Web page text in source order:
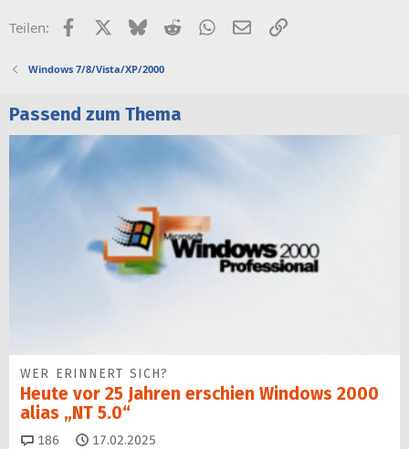
Teilen: FacebookX (Twitter)
BlueskyRedditWhatsApp
E-MailLink
Windows 7/8/Vista/XP/2000
Passend zum Thema
WER ERINNERT SICH?
Heute vor 25 Jahren erschien Windows 2000
alias „NT 5.0“
186 Kommentare
17.02.2025